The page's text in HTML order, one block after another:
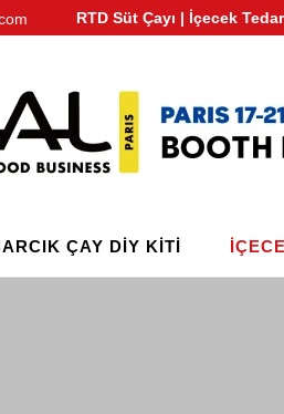
RTD Süt Çayı | İçecek
ÇAY DIY KITI